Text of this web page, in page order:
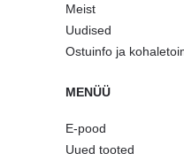
Meist
Uudised
Ostuinfo ja
MENÜÜ
E-pood
Uued tooted